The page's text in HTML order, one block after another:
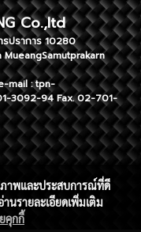
Co.,ltd
จ.สมุทรปราการ 10280
mail :tpn-
94 Fax. 02-701-
ภาพและประสบการณ์ที่ดี
นรายละเอียดเพิ่มเติม
คุกกี้